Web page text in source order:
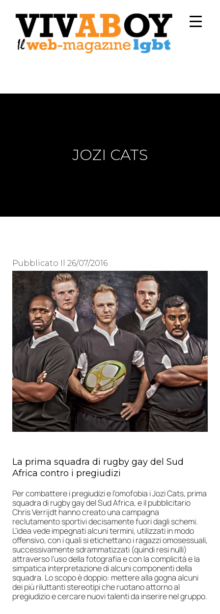
JOZI CATS
Pubblicato Il 26/07/2016
La prima squadra di rugby gay del Sud
Africa contro i pregiudizi
Per combattere i pregiudizi e l’omofobia i Jozi Cats, prima
squadra di rugby gay del Sud Africa, e il pubblicitario
Chris Verrijdt hanno creato una campagna
reclutamento sportivi decisamente fuori dagli schemi.
L’idea vede impegnati alcuni termini, utilizzati in modo
offensivo, con i quali si etichettano i ragazzi omosessuali,
successivamente sdrammatizzati (quindi resi nulli)
attraverso l’uso della fotografia e con la complicità e la
simpatica interpretazione di alcuni componenti della
squadra. Lo scopo è doppio: mettere alla gogna alcuni
dei più riluttanti stereotipi che ruotano attorno al
pregiudizio e cercare nuovi talenti da inserire nel gruppo.